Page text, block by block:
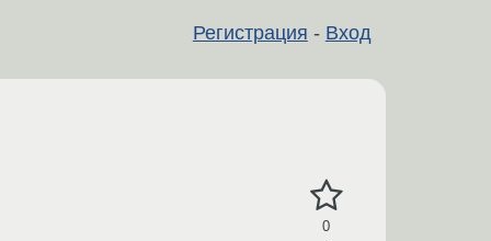
Регистрация - Вход
0